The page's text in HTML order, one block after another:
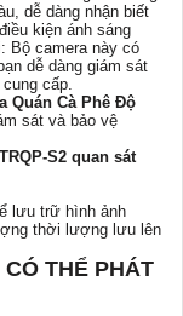
dễ dàng nhận biết
kiện ánh sáng
Bộ camera này có
dễ dàng giám sát
cấp.
Quán Cà Phê Độ
sát và bảo vệ
S2 quan sát
lưu trữ hình ảnh
thời lượng lưu lên
THỂ PHÁT